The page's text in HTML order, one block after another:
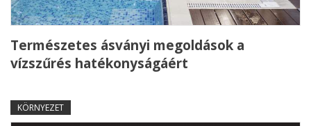
Természetes ásványi megoldások a
vízszűrés hatékonyságáért
KÖRNYEZET